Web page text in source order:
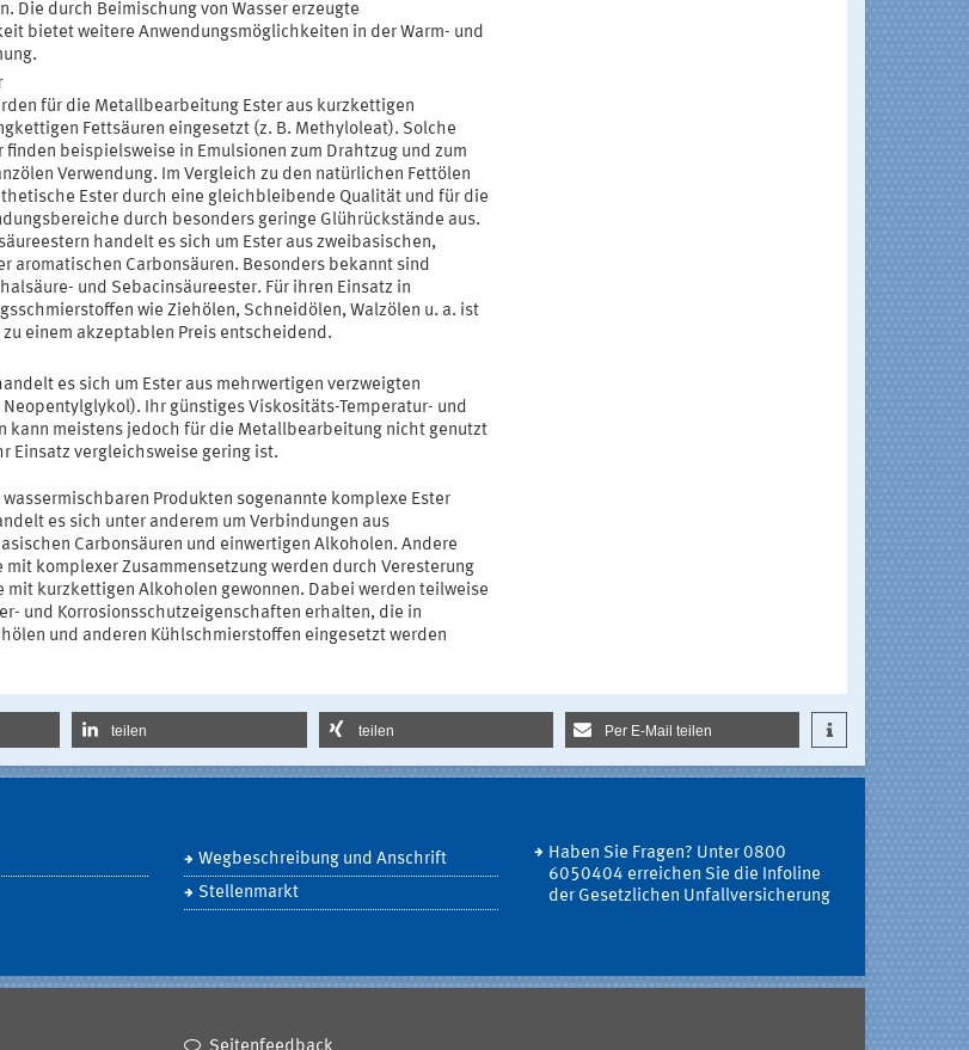
Die durch Beimischung von Wasser erzeugte
bietet weitere Anwendungsmöglichkeiten in der Warm- und
für die Metallbearbeitung Ester aus kurzkettigen
Fettsäuren eingesetzt (z. B. Methyloleat). Solche
finden beispielsweise in Emulsionen zum Drahtzug und zum
Verwendung. Im Vergleich zu den natürlichen Fettölen
Ester durch eine gleichbleibende Qualität und für die
durch besonders geringe Glührückstände aus.
handelt es sich um Ester aus zweibasischen,
aromatischen Carbonsäuren. Besonders bekannt sind
und Sebacinsäureester. Für ihren Einsatz in
wie Ziehölen, Schneidölen, Walzölen u. a. ist
einem akzeptablen Preis entscheidend.
es sich um Ester aus mehrwertigen verzweigten
Ihr günstiges Viskositäts-Temperatur- und
kann meistens jedoch für die Metallbearbeitung nicht genutzt
Einsatz vergleichsweise gering ist.
Produkten sogenannte komplexe Ester
es sich unter anderem um Verbindungen aus
Carbonsäuren und einwertigen Alkoholen. Andere
komplexer Zusammensetzung werden durch Veresterung
mit kurzkettigen Alkoholen gewonnen. Dabei werden teilweise
und Korrosionsschutzeigenschaften erhalten, die in
und anderen Kühlschmierstoffen eingesetzt werden
teilen teilen Per E-Mail teilen
Wegbeschreibung und Anschrift
Stellenmarkt
Haben Sie Fragen? Unter 0800
6050404 erreichen Sie die Infoline
der Gesetzlichen Unfallversicherung